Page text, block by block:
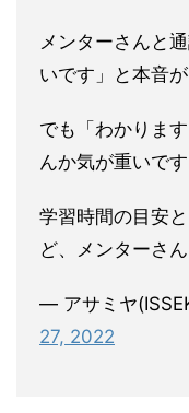
メンターさんと
いです」と本音
でも「わかりま
んか気が重いで
学習時間の目安
ど、メンターさ
— アサミヤ
27, 2022